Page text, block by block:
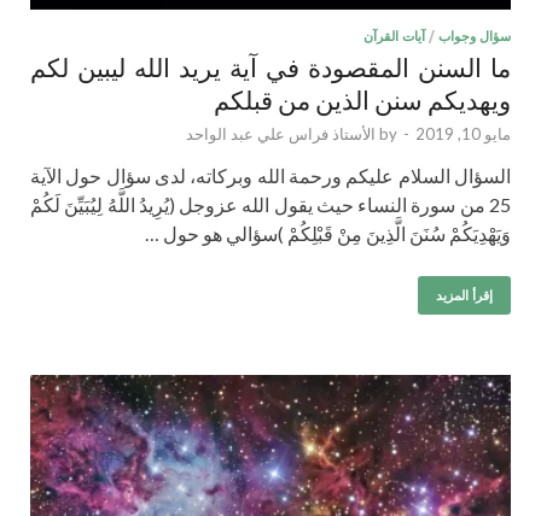
سؤال وجواب / آيات القرآن
ما السنن المقصودة في آية يريد الله ليبين لكم
ويهديكم سنن الذين من قبلكم
مايو 10, 2019 -
by الأستاذ فراس علي عبد الواحد
السؤال السلام عليكم ورحمة الله وبركاته، لدى سؤال حول الآية
25 من سورة النساء حيث يقول الله عزوجل (يُرِيدُ اللَّهُ لِيُبَيِّنَ لَكُمْ
وَيَهْدِيَكُمْ سُنَنَ الَّذِينَ مِنْ قَبْلِكُمْ )سؤالي هو حول …
إقرأ المزيد